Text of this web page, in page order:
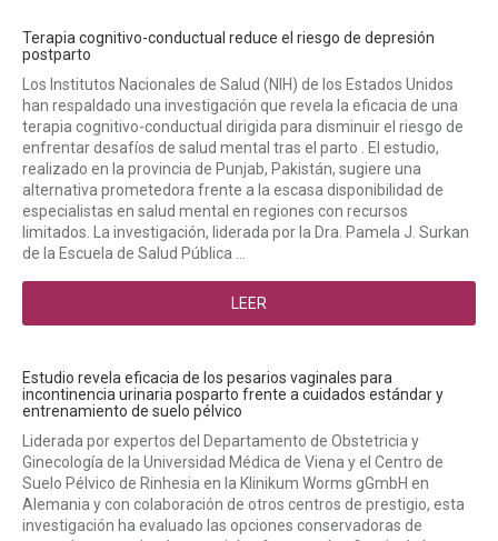
Terapia cognitivo-conductual reduce el riesgo de depresión
postparto
Los Institutos Nacionales de Salud (NIH) de los Estados Unidos
han respaldado una investigación que revela la eficacia de una
terapia cognitivo-conductual dirigida para disminuir el riesgo de
enfrentar desafíos de salud mental tras el parto . El estudio,
realizado en la provincia de Punjab, Pakistán, sugiere una
alternativa prometedora frente a la escasa disponibilidad de
especialistas en salud mental en regiones con recursos
limitados. La investigación, liderada por la Dra. Pamela J. Surkan
de la Escuela de Salud Pública ...
LEER
Estudio revela eficacia de los pesarios vaginales para
incontinencia urinaria posparto frente a cuidados estándar y
entrenamiento de suelo pélvico
Liderada por expertos del Departamento de Obstetricia y
Ginecología de la Universidad Médica de Viena y el Centro de
Suelo Pélvico de Rinhesia en la Klinikum Worms gGmbH en
Alemania y con colaboración de otros centros de prestigio, esta
investigación ha evaluado las opciones conservadoras de